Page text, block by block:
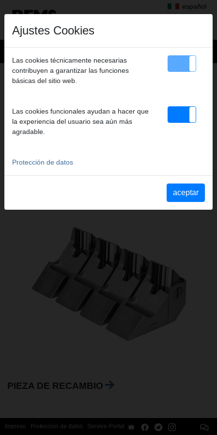
español
Productos>Roscar, Ranurar>
Peines tipo Strehler y portapeines, Peines tipo Strehler
PEINES HSS +PORTAPEINES
M 42-45, JUEGO
Art. nº. 759279 RHSSZ
Katalogauszüge
Extracto del catálogo Peines tipo Strehler y portapeines, Peines
PIEZA DE RECAMBIO
Impreso Protección de datos Service-Portal
Ajustes Cookies
Las cookies técnicamente necesarias
contribuyen a garantizar las funciones
básicas del sitio web.
Las cookies funcionales ayudan a hacer que
la experiencia del usuario sea aún más
agradable.
Protección de datos
aceptar